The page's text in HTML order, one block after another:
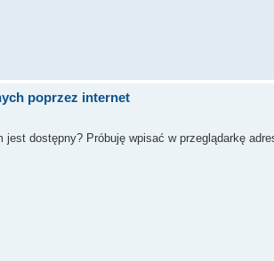
poprzez internet
dostępny? Próbuję wpisać w przeglądarkę